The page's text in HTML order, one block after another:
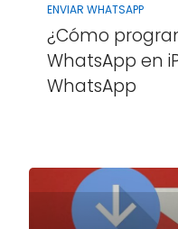
ENVIAR WHATSAPP
¿Cómo
WhatsApp en
WhatsApp